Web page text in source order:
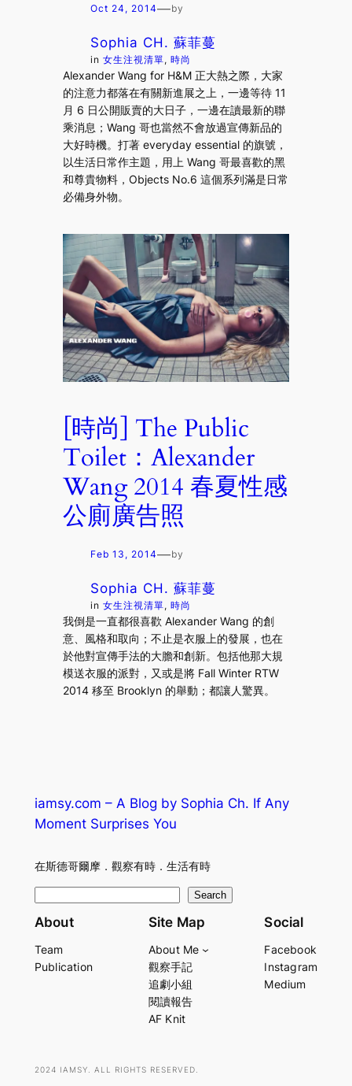
Oct 24, 2014—by
Sophia CH. 蘇菲蔓
in女生注視清單, 時尚
Alexander Wang for H&M 正大熱之際，大家
的注意力都落在有關新進展之上，一邊等待 11
月 6 日公開販賣的大日子，一邊在讀最新的聯
乘消息；Wang 哥也當然不會放過宣傳新品的
大好時機。打著 everyday essential 的旗號，
以生活日常作主題，用上 Wang 哥最喜歡的黑
和尊貴物料，Objects No.6 這個系列滿是日常
必備身外物。
[時尚] The Public
Toilet：Alexander
Wang 2014 春夏性感
公廁廣告照
Feb 13, 2014—by
Sophia CH. 蘇菲蔓
in女生注視清單, 時尚
我倒是一直都很喜歡 Alexander Wang 的創
意、風格和取向；不止是衣服上的發展，也在
於他對宣傳手法的大膽和創新。包括他那大規
模送衣服的派對，又或是將 Fall Winter RTW
2014 移至 Brooklyn 的舉動；都讓人驚異。
iamsy.com – A Blog by Sophia Ch. If Any
Moment Surprises You
在斯德哥爾摩．觀察有時．生活有時
e
r
Search
About
Team
Publication
Site Map
About Me
觀察手記
追劇小組
閱讀報告
AF Knit
Social
Facebook
Instagram
Medium
2024 IAMSY. ALL RIGHTS RESERVED.